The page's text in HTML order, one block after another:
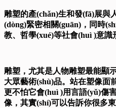
雕塑的產(chǎn)生和發(fā)展與
(dòng)緊密相關(guān)，同
教、哲學(xué)等社會(huì )意識
雕塑，尤其是人物雕塑最能
大眾藝術(shù)品。站在塑像
更不怕它會(huì )用言語(yǔ)傷害
像，其實(shí)可以告訴你很多